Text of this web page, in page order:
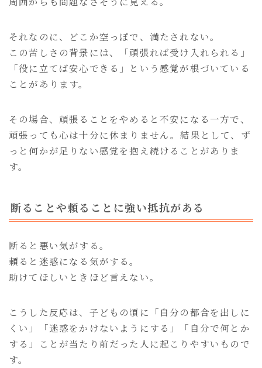
それなのに、どこか空っぽで、満たされない。
この苦しさの背景には、「頑張れば受け入れられる」
「役に立てば安心できる」という感覚が根づいている
ことがあります。
その場合、頑張ることをやめると不安になる一方で、
頑張っても心は十分に休まりません。結果として、ず
っと何かが足りない感覚を抱え続けることがありま
す。
断ることや頼ることに強い抵抗がある
断ると悪い気がする。
頼ると迷惑になる気がする。
助けてほしいときほど言えない。
こうした反応は、子どもの頃に「自分の都合を出しに
くい」「迷惑をかけないようにする」「自分で何とか
する」ことが当たり前だった人に起こりやすいもので
す。